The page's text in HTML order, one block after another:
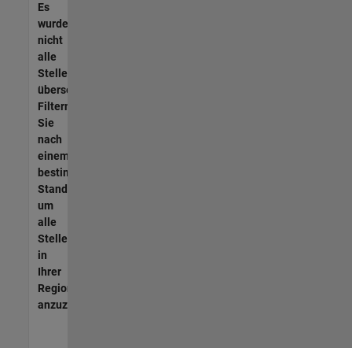
Es
wurden
nicht
alle
Stellen
übersetzt.
Filtern
Sie
nach
einem
bestimmten
Standort,
um
alle
Stellenangebote
in
Ihrer
Region
anzuzeigen.